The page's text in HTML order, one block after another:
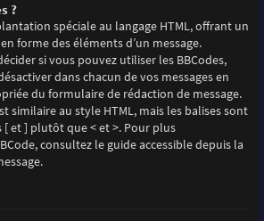
?
spéciale au langage HTML, offrant un
forme des éléments d’un message.
si vous pouvez utiliser les BBCodes,
dans chacun de vos messages en
du formulaire de rédaction de message.
similaire au style HTML, mais les balises sont
[ et ] plutôt que < et >. Pour plus
consultez le guide accessible depuis la